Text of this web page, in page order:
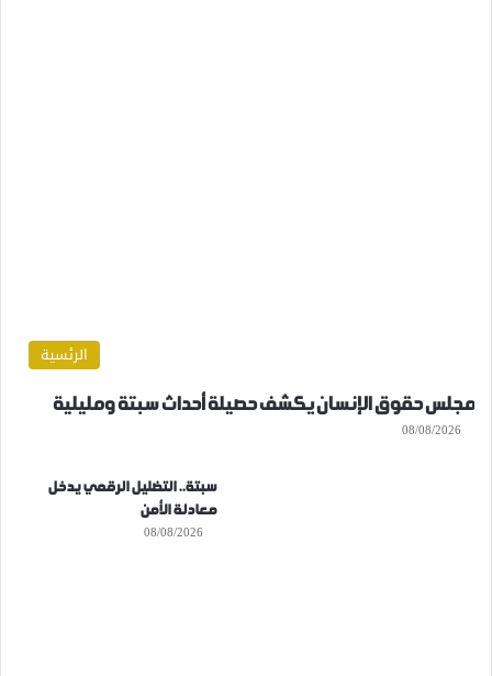
الرئسية
مجلس حقوق الإنسان يكشف حصيلة أحداث سبتة ومليلية
08/08/2026
سبتة.. التضليل الرقمي يدخل
معادلة الأمن
08/08/2026